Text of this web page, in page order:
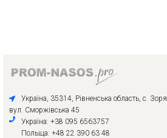
Україна, 35314, Рівненська область, с. Зоря
вул. Сморжівська 45
Україна: +38 095 6563757
Польща: +48 22 390 63 48